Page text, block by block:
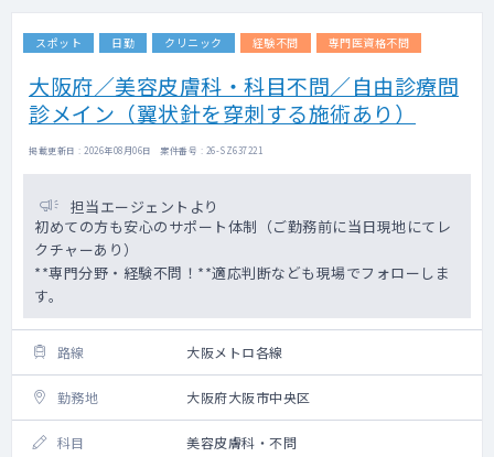
スポット 日勤 クリニック 経験不問 専門医資格不問
大阪府／美容皮膚科・科目不問／自由診療問
診メイン（翼状針を穿刺する施術あり）
掲載更新日 : 2026年08月06日 案件番号 : 26-SZ637221
担当エージェントより
初めての方も安心のサポート体制（ご勤務前に当日現地にてレ
クチャーあり）
**専門分野・経験不問！**適応判断なども現場でフォローしま
す。
路線 大阪メトロ各線
勤務地 大阪府大阪市中央区
科目 美容皮膚科・不問